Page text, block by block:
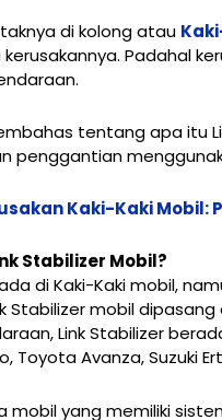
di kolong atau
Padahal
tentang apa itu
penggantian
Kaki-Kaki Mobil:
Stabilizer Mobil?
di Kaki-Kaki mobil,
Stabilizer mobil
Link Stabilizer
Toyota Avanza, Suzuki
mobil yang memiliki